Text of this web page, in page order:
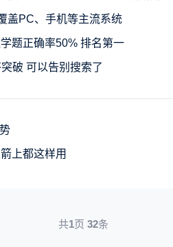
盖PC、手机等主流系统
题正确率50% 排名第一
破 可以告别搜索了
上都这样用
共1页 32条